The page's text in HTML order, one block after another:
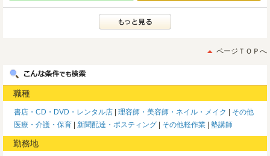
ページＴＯＰへ
職種
書店・CD・DVD・レンタル店 理容師・美容師・ネイル・メイク
その他
医療・介護・保育
新聞配達・ポスティング その他軽作業 塾講師
勤務地